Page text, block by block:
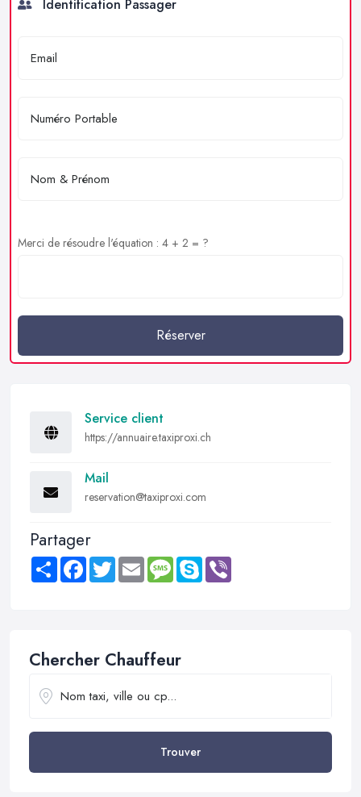
Identification Passager
Merci de résoudre l'équation : 4 + 2 = ?
Réserver
Service client
https://annuaire.taxiproxi.ch
Mail
reservation@taxiproxi.com
Partager
Share FacebookTwitter Email MessageSkype
Chercher Chauffeur
Trouver